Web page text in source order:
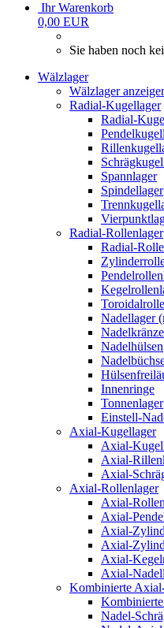
Ihr Warenkorb
0,00 EUR
Sie haben noch
Wälzlager
Wälzlager
Radial-Kugellager
Radial-
Spannlager
Spindellager
Radial-Rollenlager
Radial-
Nadellager
Nadelkränze
Nadelhülsen
Innenringe
Tonnenlager
Einstell-
Axial-Kugellager
Axial-
Axial-
Axial-
Axial-Rollenlager
Axial-
Axial-
Axial-
Axial-
Axial-
Axial-
Kombinierte
Nadel-